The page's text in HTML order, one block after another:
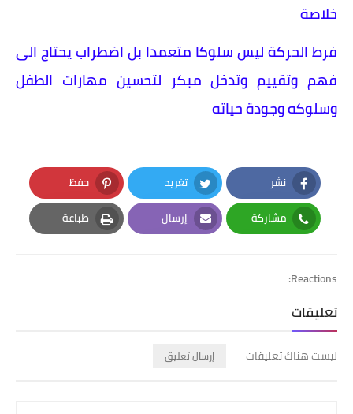
خلاصة
فرط الحركة ليس سلوكا متعمدا بل اضطراب يحتاج الى
فهم وتقييم وتدخل مبكر لتحسين مهارات الطفل
وسلوكه وجودة حياته
نشر
Facebook
تغريد
Twitter
حفظ
Pinterest
مشاركة
Whatsapp
إرسال
Email
طباعة
Print
Reactions:
تعليقات
ليست هناك تعليقات إرسال تعليق